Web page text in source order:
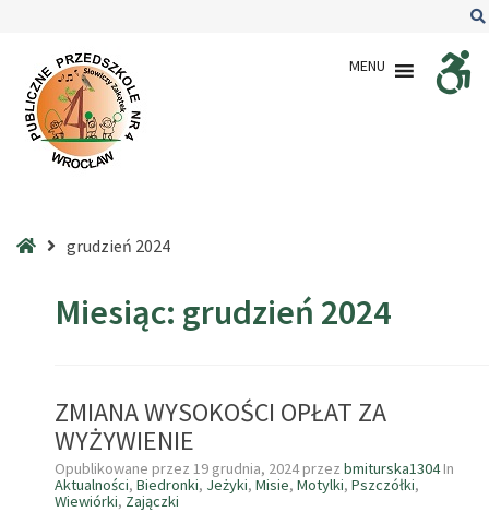
grudzień
MENU
Stronagrudzień 2024
Miesiąc: grudzień 2024
ZMIANA WYSOKOŚCI OPŁAT ZA
WYŻYWIENIE
Opublikowane przez 19 grudnia, 2024 przez bmiturska1304In
Aktualności, Biedronki, Jeżyki, Misie, Motylki, Pszczółki,
Wiewiórki, Zajączki